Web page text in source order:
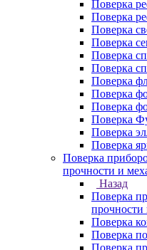
Поверка
Поверка
Поверка
Поверка
Поверка
Поверка
Поверка
Поверка
Поверка
Поверка
Поверка
Поверка
Поверка
прочности и
Назад
Поверка
прочности
Поверка
Поверка
Поверка